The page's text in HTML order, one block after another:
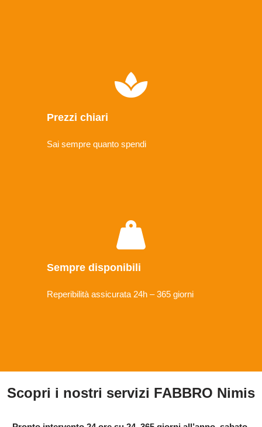
Prezzi chiari
Sai sempre quanto spendi
Sempre disponibili
Reperibilità assicurata 24h – 365 giorni
Scopri i nostri servizi FABBRO Nimis